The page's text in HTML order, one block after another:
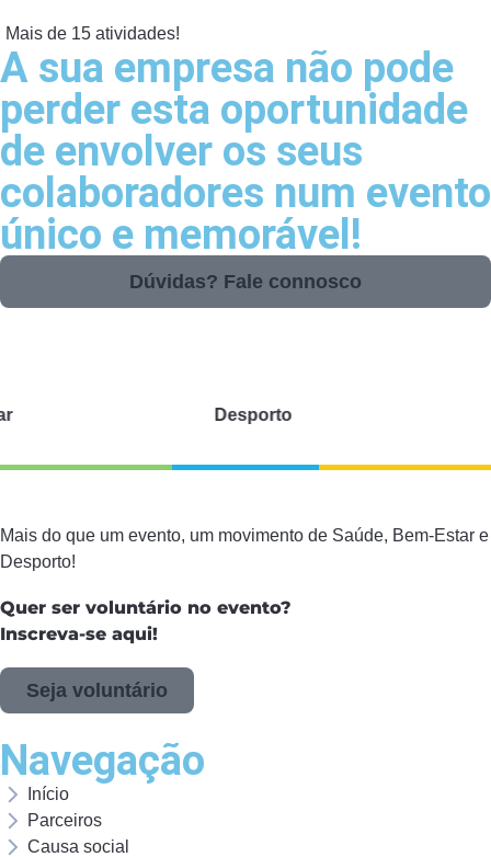
Mais de 15 atividades!
A sua empresa não pode
perder esta oportunidade
de envolver os seus
colaboradores num evento
único e memorável!
Dúvidas? Fale connosco
Estar Desporto
Mais do que um evento, um movimento de Saúde, Bem-Estar e
Desporto!
Quer ser voluntário no evento?
Inscreva-se aqui!
Seja voluntário
Navegação
Início
Parceiros
Causa social